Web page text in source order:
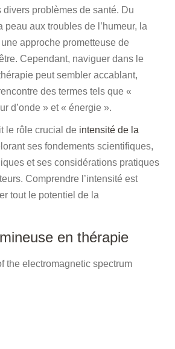
problèmes de santé. Du
peau aux troubles de l’humeur, la
approche prometteuse de
Cependant, naviguer dans le
peut sembler accablant,
des termes tels que «
d’onde » et « énergie ».
le rôle crucial de intensité de la
ses fondements scientifiques,
et ses considérations pratiques
Comprendre l’intensité est
tout le potentiel de la
en thérapie